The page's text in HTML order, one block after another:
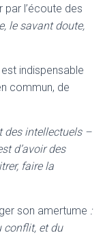
l’écoute des
le savant doute,
indispensable
commun, de
des intellectuels –
d’avoir des
faire la
son amertume :
conflit, et du